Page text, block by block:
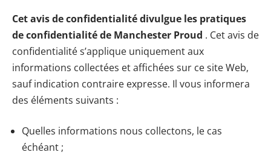
Cet avis de confidentialité divulgue les pratiques
de confidentialité de Manchester Proud . Cet avis de
confidentialité s’applique uniquement aux
informations collectées et affichées sur ce site Web,
sauf indication contraire expresse. Il vous informera
des éléments suivants :
Quelles informations nous collectons, le cas
échéant ;